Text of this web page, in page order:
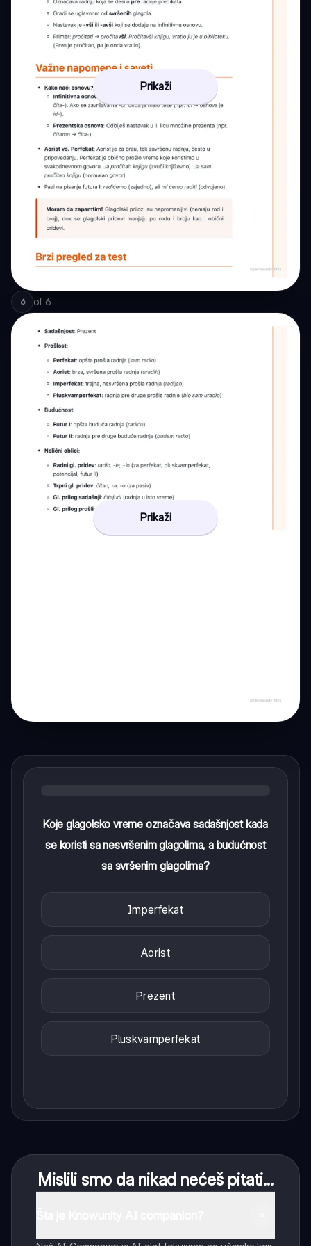
Prikaži
6 of 6
Prikaži
Koje glagolsko vreme označava sadašnjost kada
se koristi sa nesvršenim glagolima, a budućnost
sa svršenim glagolima?
Imperfekat
Aorist
Prezent
Pluskvamperfekat
Mislili smo da nikad nećeš pitati...